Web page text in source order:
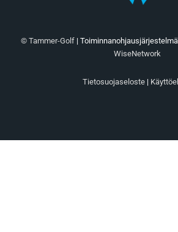
© Tammer-Golf| Toiminnanohjausjärjestelmä
WiseNetwork
Tietosuojaseloste|